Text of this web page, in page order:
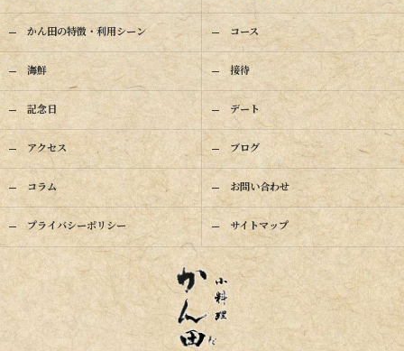
かん田の特徴・利用シーン コース
海鮮 接待
記念日 デート
アクセス ブログ
コラム お問い合わせ
プライバシーポリシー サイトマップ